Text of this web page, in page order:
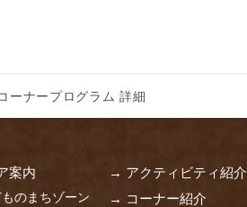
ーナープログラム 詳細
案内
のまちゾーン
→ アクティビティ紹介
→ コーナー紹介